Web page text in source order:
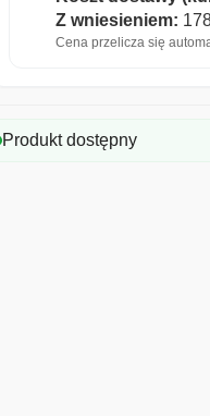
Z wniesieniem:
Cena przelicza się
Produkt dostępny